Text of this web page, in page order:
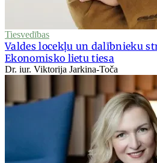
Tiesvedības
Valdes locekļu un dalībnieku
Ekonomisko lietu tiesa
Dr. iur. Viktorija Jarkina-Toča